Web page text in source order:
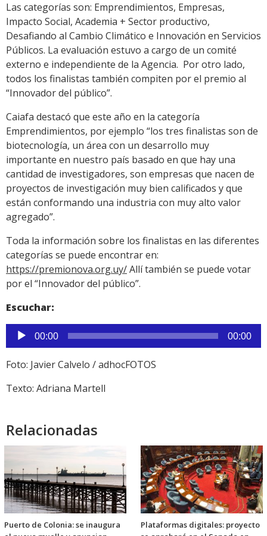
Las categorías son: Emprendimientos, Empresas,
Impacto Social, Academia + Sector productivo,
Desafiando al Cambio Climático e Innovación en Servicios
Públicos. La evaluación estuvo a cargo de un comité
externo e independiente de la Agencia. Por otro lado,
todos los finalistas también compiten por el premio al
“Innovador del público”.
Caiafa destacó que este año en la categoría
Emprendimientos, por ejemplo “los tres finalistas son de
biotecnología, un área con un desarrollo muy
importante en nuestro país basado en que hay una
cantidad de investigadores, son empresas que nacen de
proyectos de investigación muy bien calificados y que
están conformando una industria con muy alto valor
agregado”.
Toda la información sobre los finalistas en las diferentes
categorías se puede encontrar en:
https://premionova.org.uy/Allí también se puede votar
por el “Innovador del público”.
Escuchar:
Reproductor
de
audio
00:00 00:00
Foto: Javier Calvelo / adhocFOTOS
Texto: Adriana Martell
Relacionadas
Puerto de Colonia: se inaugura
Plataformas digitales: proyecto